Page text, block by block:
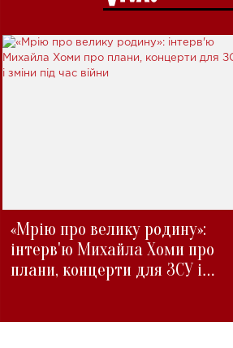
«Мрію про велику родину»:
інтерв'ю Михайла Хоми про
плани, концерти для ЗСУ і